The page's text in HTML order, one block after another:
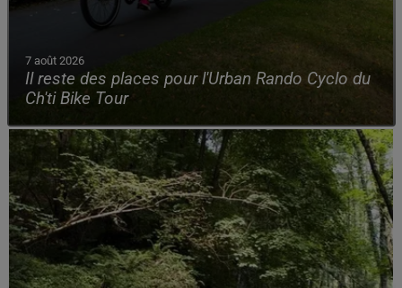
7 août 2026
Il reste des places pour l'Urban Rando Cyclo du
Ch'ti Bike Tour